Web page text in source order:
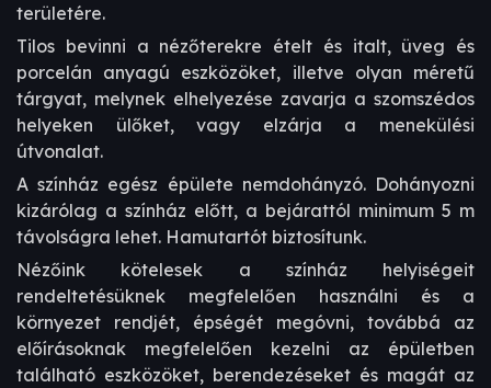
területére.
Tilos bevinni a nézőterekre ételt és italt, üveg és
porcelán anyagú eszközöket, illetve olyan méretű
tárgyat, melynek elhelyezése zavarja a szomszédos
helyeken ülőket, vagy elzárja a menekülési
útvonalat.
A színház egész épülete nemdohányzó. Dohányozni
kizárólag a színház előtt, a bejárattól minimum 5 m
távolságra lehet. Hamutartót biztosítunk.
Nézőink kötelesek a színház helyiségeit
rendeltetésüknek megfelelően használni és a
környezet rendjét, épségét megóvni, továbbá az
előírásoknak megfelelően kezelni az épületben
található eszközöket, berendezéseket és magát az